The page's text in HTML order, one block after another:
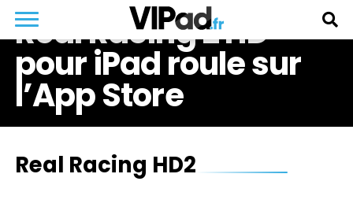
Real Racing 2 HD
pour iPad roule sur
l’App Store
Real Racing HD2